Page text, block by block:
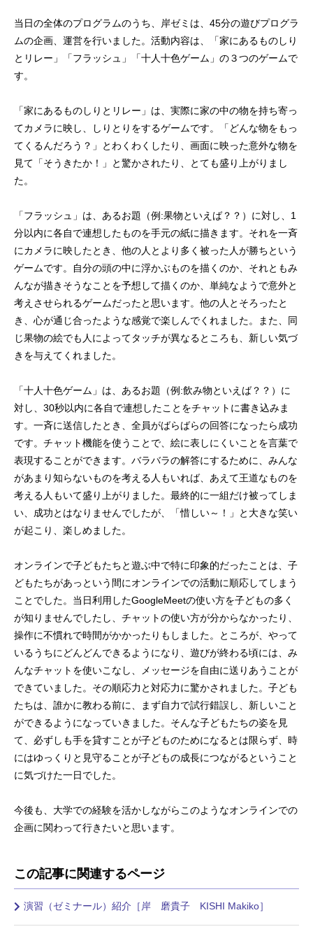
当日の全体のプログラムのうち、岸ゼミは、45分の遊びプログラ
ムの企画、運営を行いました。活動内容は、「家にあるものしり
とリレー」「フラッシュ」「十人十色ゲーム」の３つのゲームで
す。
「家にあるものしりとリレー」は、実際に家の中の物を持ち寄っ
てカメラに映し、しりとりをするゲームです。「どんな物をもっ
てくるんだろう？」とわくわくしたり、画面に映った意外な物を
見て「そうきたか！」と驚かされたり、とても盛り上がりまし
た。
「フラッシュ」は、あるお題（例:果物といえば？？）に対し、1
分以内に各自で連想したものを手元の紙に描きます。それを一斉
にカメラに映したとき、他の人とより多く被った人が勝ちという
ゲームです。自分の頭の中に浮かぶものを描くのか、それともみ
んなが描きそうなことを予想して描くのか、単純なようで意外と
考えさせられるゲームだったと思います。他の人とそろったと
き、心が通じ合ったような感覚で楽しんでくれました。また、同
じ果物の絵でも人によってタッチが異なるところも、新しい気づ
きを与えてくれました。
「十人十色ゲーム」は、あるお題（例:飲み物といえば？？）に
対し、30秒以内に各自で連想したことをチャットに書き込みま
す。一斉に送信したとき、全員がばらばらの回答になったら成功
です。チャット機能を使うことで、絵に表しにくいことを言葉で
表現することができます。バラバラの解答にするために、みんな
があまり知らないものを考える人もいれば、あえて王道なものを
考える人もいて盛り上がりました。最終的に一組だけ被ってしま
い、成功とはなりませんでしたが、「惜しい～！」と大きな笑い
が起こり、楽しめました。
オンラインで子どもたちと遊ぶ中で特に印象的だったことは、子
どもたちがあっという間にオンラインでの活動に順応してしまう
ことでした。当日利用したGoogleMeetの使い方を子どもの多く
が知りませんでしたし、チャットの使い方が分からなかったり、
操作に不慣れで時間がかかったりもしました。ところが、やって
いるうちにどんどんできるようになり、遊びが終わる頃には、み
んなチャットを使いこなし、メッセージを自由に送りあうことが
できていました。その順応力と対応力に驚かされました。子ども
たちは、誰かに教わる前に、まず自力で試行錯誤し、新しいこと
ができるようになっていきました。そんな子どもたちの姿を見
て、必ずしも手を貸すことが子どものためになるとは限らず、時
にはゆっくりと見守ることが子どもの成長につながるということ
に気づけた一日でした。
今後も、大学での経験を活かしながらこのようなオンラインでの
企画に関わって行きたいと思います。
この記事に関連するページ
演習（ゼミナール）紹介［岸 磨貴子 KISHI Makiko］